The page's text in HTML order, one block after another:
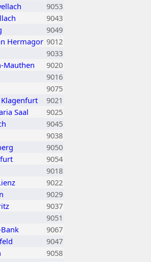
9053
9043
9049
Hermagor 9012
9033
Mauthen
9020
9016
9075
9021
Saal
9025
9045
9038
9050
9054
9018
9022
9029
9037
9051
9067
9047
9058